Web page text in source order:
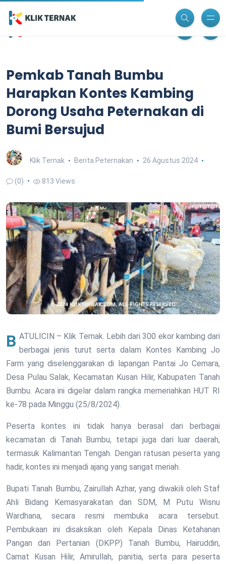
Pemkab Tanah Bumbu
Harapkan Kontes Kambing
Dorong Usaha Peternakan di
Bumi Bersujud
Klik Ternak Berita Peternakan 26 Agustus 2024
(0) 813 Views
BATULICIN – Klik Ternak. Lebih dari 300 ekor kambing dari berbagai jenis turut serta dalam Kontes Kambing Jo
Farm yang diselenggarakan di lapangan Pantai Jo Cemara,
Desa Pulau Salak, Kecamatan Kusan Hilir, Kabupaten Tanah
Bumbu. Acara ini digelar dalam rangka memeriahkan HUT RI
ke-78 pada Minggu (25/8/2024).
Peserta kontes ini tidak hanya berasal dari berbagai
kecamatan di Tanah Bumbu, tetapi juga dari luar daerah,
termasuk Kalimantan Tengah. Dengan ratusan peserta yang
hadir, kontes ini menjadi ajang yang sangat meriah.
Bupati Tanah Bumbu, Zairullah Azhar, yang diwakili oleh Staf
Ahli Bidang Kemasyarakatan dan SDM, M Putu Wisnu
Wardhana, secara resmi membuka acara tersebut.
Pembukaan ini disaksikan oleh Kepala Dinas Ketahanan
Pangan dan Pertanian (DKPP) Tanah Bumbu, Hairuddin,
Camat Kusan Hilir, Amirullah, panitia, serta para peserta